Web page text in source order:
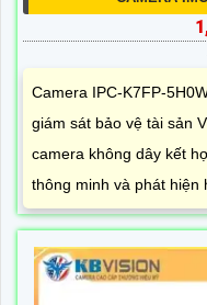
Camera IPC-K7FP-
giám sát bảo vệ tài sản
camera không dây kết
thông minh và phát hiện